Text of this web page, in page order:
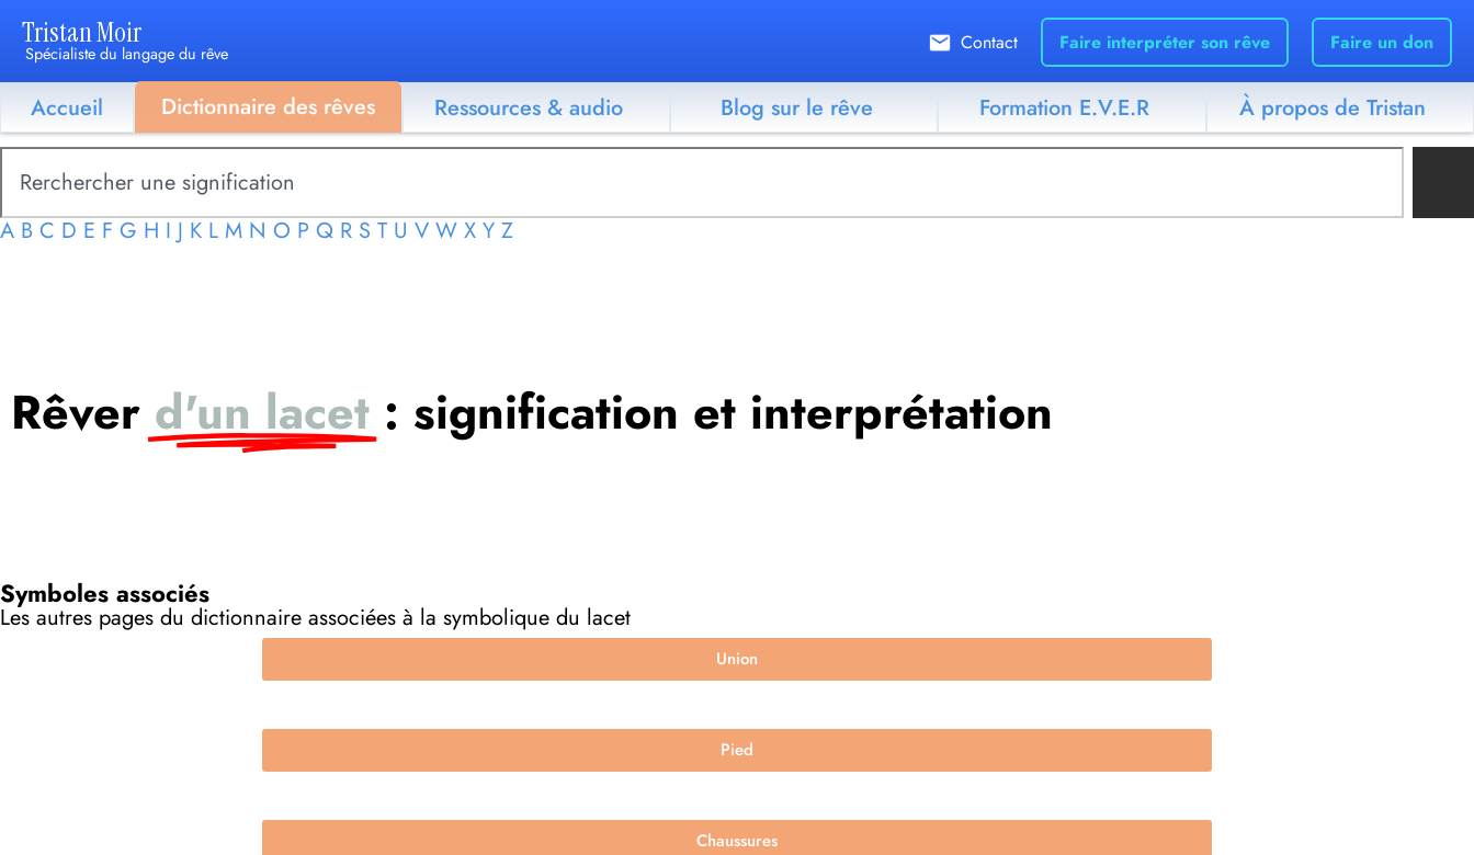
Tristan Moir
Spécialiste du langage du rêve Contact Faire interpréter son rêve Faire un don
Accueil Dictionnaire des rêves Ressources & audio Blog sur le rêve Formation E.V.E.R À propos de Tristan
A B C D E F G H I J K L M N O P Q R S T U V W X Y Z
Rêver d'un lacet : signification et interprétation
Symboles associés
Les autres pages du dictionnaire associées à la symbolique du lacet
Union
Pied
Chaussures